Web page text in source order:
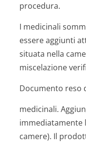
procedura.
I medicinali
essere aggiunti
situata nella
miscelazione
Documento reso
medicinali.
immediatamente
camere). Il